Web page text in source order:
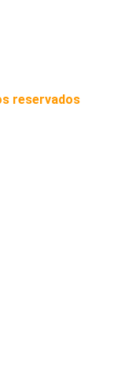
reservados